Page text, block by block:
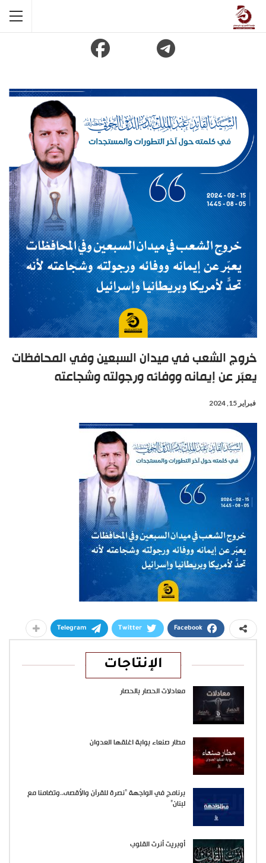
خروج الشعب في ميدان السبعين وفي المحافظات
يعبّر عن إيمانه ووفائه ورجولته وشجاعته
فبراير 15, 2024
Facebook
Twitter
Telegram
الإنتاجات
معادلات الحصار بالحصار
مطار صنعاء بوابة اغلقها العدوان
برنامج في الواجهة “نصرة للقرآن والأقصى..وتضامنا مع
لبنان”
أوبريت أنرت القلوب